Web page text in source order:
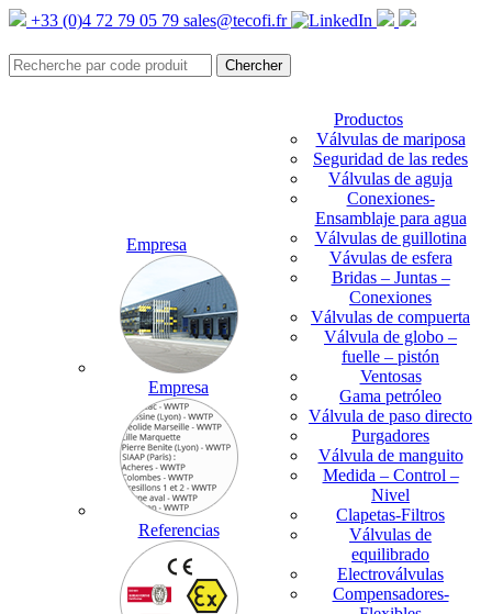
+33 (0)4 72 79 05 79 sales@tecofi.fr
Empresa
Empresa
Referencias
Productos
Válvulas de mariposa
Seguridad de las redes
Válvulas de aguja
Conexiones-
Ensamblaje para agua
Válvulas de guillotina
Vávulas de esfera
Bridas – Juntas –
Conexiones
Válvulas de compuerta
Válvula de globo –
fuelle – pistón
Ventosas
Gama petróleo
Válvula de paso directo
Purgadores
Válvula de manguito
Medida – Control –
Nivel
Clapetas-Filtros
Válvulas de
equilibrado
Electroválvulas
Compensadores-